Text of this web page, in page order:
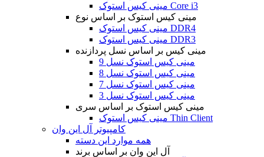
مینی کیس استوک Core i3
مینی کیس استوک بر اساس نوع
مینی کیس استوک DDR4
مینی کیس استوک DDR3
مینی کیس بر اساس نسل پردازنده
مینی کیس استوک نسل 9
مینی کیس استوک نسل 8
مینی کیس استوک نسل 7
مینی کیس استوک نسل 3
مینی کیس استوک بر اساس سری
مینی کیس استوک Thin Client
کامپیوتر آل این وان
همه موارد این دسته
آل این وان بر اساس برند